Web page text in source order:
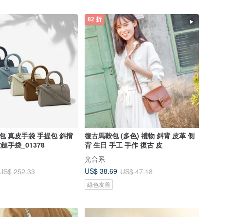
真皮手袋 手提包 斜揹
手袋_01378
252.33
82 折
復古馬鞍包 (多色) 禮物 斜背 皮革 側
背 生日 手工 手作 復古 皮
光合系
US$ 38.69 US$ 47.18
綠色友善